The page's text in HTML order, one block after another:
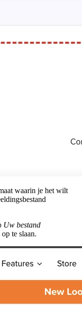
waarin je het wilt
Uw bestand
te slaan.